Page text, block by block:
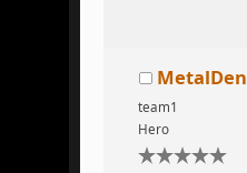
MetalDen
team1
Hero